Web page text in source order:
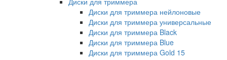
Диски для триммера нейлоновые
Диски для триммера универсальные
Диски для триммера Black
Диски для триммера Blue
Диски для триммера Gold 15